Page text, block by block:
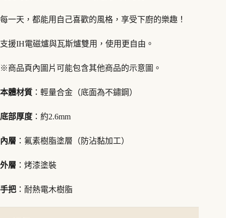
每一天，都能用自己喜歡的風格，享受下廚的樂趣！
支援IH電磁爐與瓦斯爐雙用，使用更自由。
※商品頁內圖片可能包含其他商品的示意圖。
本體材質 ：輕量合金（底面為不鏽鋼）
底部厚度 ：約2.6mm
內層 ：氟素樹脂塗層（防沾黏加工）
外層 ：烤漆塗裝
手把 ：耐熱電木樹脂